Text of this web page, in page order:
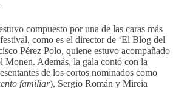
compuesto por una de las caras más
como es el director de ‘El Blog del
Pérez Polo, quiene estuvo acompañado
Monen. Además, la gala contó con la
de los cortos nominados como
familiar), Sergio Román y Mireia